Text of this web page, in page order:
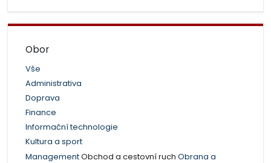
Obor
Vše
Administrativa
Doprava
Finance
Informační technologie
Kultura a sport
ManagementObchod a cestovní ruch Obrana a